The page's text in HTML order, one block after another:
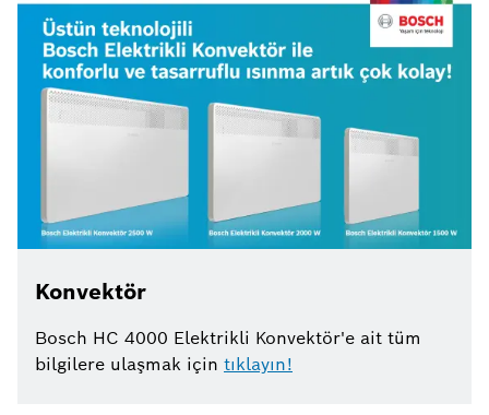
Konvektör
Bosch HC 4000 Elektrikli Konvektör'e ait tüm
bilgilere ulaşmak için tıklayın!